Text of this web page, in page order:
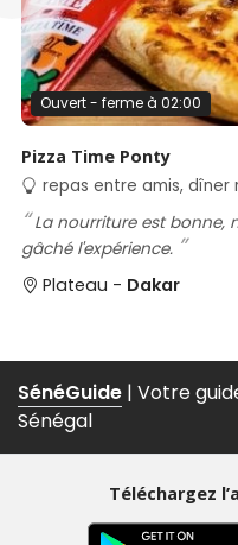
Ouvert - ferme à 02:00
Pizza Time Ponty
repas entre amis, dîner
La nourriture est bonne, mais le service a complètement
gâché l'expérience.
Plateau - Dakar
SénéGuide | Votre
Sénégal
Téléchargez